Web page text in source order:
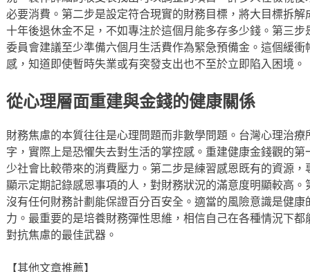
必要消費。第二步是設定符合現實的財務目標，將大目標拆
十年後退休金不足，不如專注於這個月能多存多少錢。第三
委員會建議至少準備六個月生活費作為緊急預備金。這個緩
感，知道即使暫時失業或有突發支出也不至於立即陷入困境。
從心理層面重建與金錢的健康關係
財務焦慮的本質往往是心理問題而非數學問題。台灣心理治
字，實際上是恐懼失去對生活的掌控感。重建健康金錢觀的
少社會比較帶來的消費壓力。第二步是練習感恩既有的資源
顯示定期記錄感恩事項的人，對財務狀況的滿意度明顯較高
沒有任何財務計劃能保證百分百安全。適當的風險意識是健
力。最重要的是培養財務彈性思維，相信自己在各種情況下
對抗焦慮的最佳武器。
【其他文章推薦】